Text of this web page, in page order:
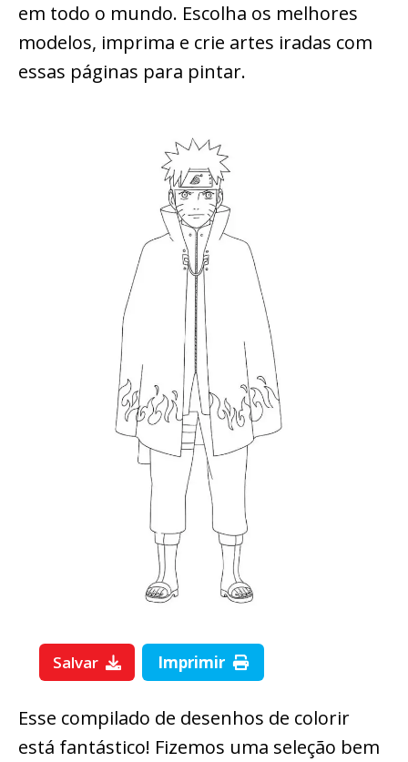
em todo o mundo. Escolha os melhores
modelos, imprima e crie artes iradas com
essas páginas para pintar.
Salvar Imprimir
Esse compilado de desenhos de colorir
está fantástico! Fizemos uma seleção bem